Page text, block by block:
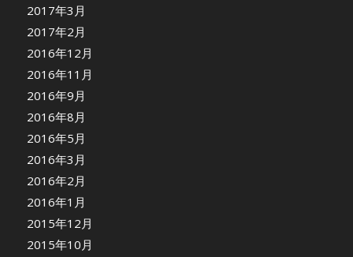
2017年3月
2017年2月
2016年12月
2016年11月
2016年9月
2016年8月
2016年5月
2016年3月
2016年2月
2016年1月
2015年12月
2015年10月